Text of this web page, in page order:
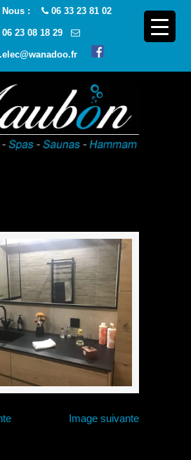
Nous : 06 33 23 81 02
06 23 08 18 29
Image suivante